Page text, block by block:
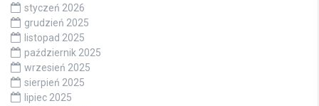
styczeń 2026
grudzień 2025
listopad 2025
październik 2025
wrzesień 2025
sierpień 2025
lipiec 2025